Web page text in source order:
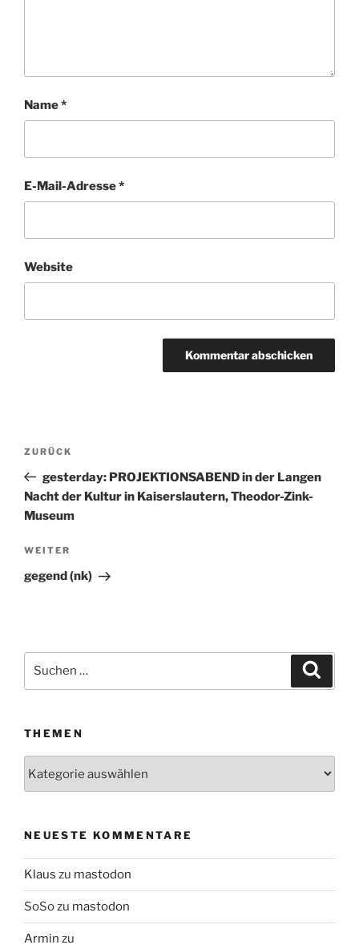
Name*
E-Mail-Adresse*
Website
Beitragsnavigation
Vorheriger
Beitrag
ZURÜCK
gesterday: PROJEKTIONSABEND in der Langen
Nacht der Kultur in Kaiserslautern, Theodor-Zink-
Museum
Nächster
Beitrag
WEITER
gegend (nk)
THEMEN
NEUESTE KOMMENTARE
Klaus zu mastodon
SoSozu mastodon
Armin zu